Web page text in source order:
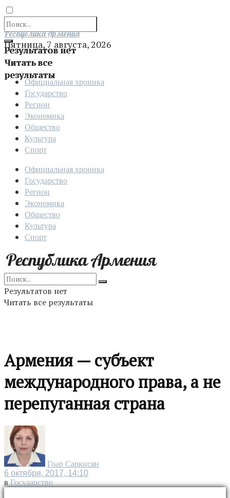
Результатов нет
Читать все
результаты
Отправить
Республика Армения
Пятница, 7 августа, 2026
Официальная хроника
Государство
Регион
Экономика
Общество
Культура
Спорт
Официальная хроника
Государство
Регион
Экономика
Общество
Культура
Спорт
Результатов нет
Читать все результаты
Армения — субъект
международного права, а не
перепуганная страна
Гоар Саркисян
6 октября, 2017, 14:10
в Государство